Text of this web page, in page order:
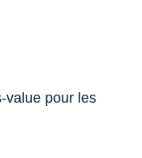
value pour les